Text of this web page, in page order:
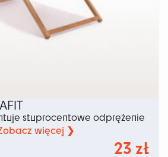
stuprocentowe odprężenie
więcej ❯
23 zł